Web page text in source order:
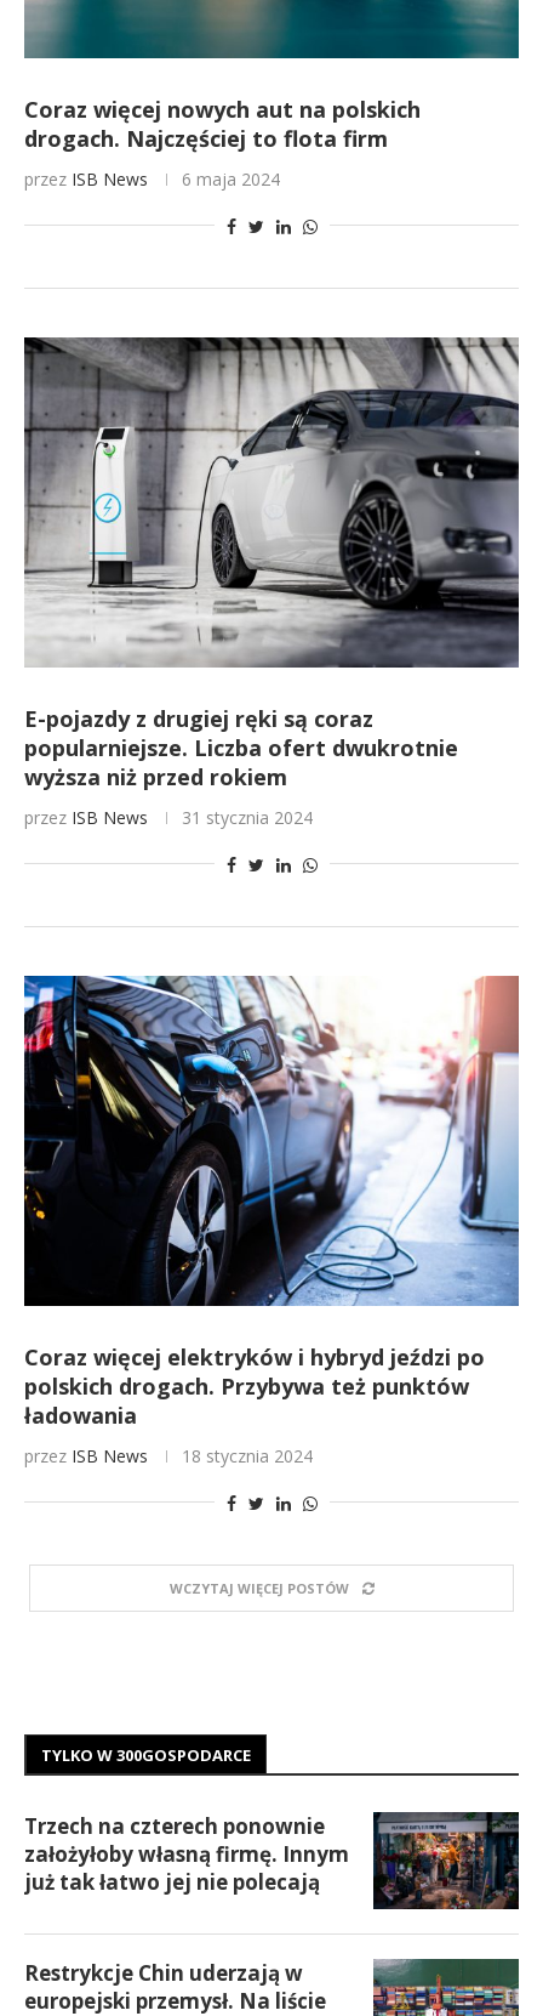
Coraz więcej nowych aut na polskich
drogach. Najczęściej to flota firm
przez ISB News 6 maja 2024
E-pojazdy z drugiej ręki są coraz
popularniejsze. Liczba ofert dwukrotnie
wyższa niż przed rokiem
przez ISB News 31 stycznia 2024
Coraz więcej elektryków i hybryd jeździ po
polskich drogach. Przybywa też punktów
ładowania
przez ISB News 18 stycznia 2024
WCZYTAJ WIĘCEJ POSTÓW
TYLKO W 300GOSPODARCE
Trzech na czterech ponownie
założyłoby własną firmę. Innym
już tak łatwo jej nie polecają
Restrykcje Chin uderzają w
europejski przemysł. Na liście